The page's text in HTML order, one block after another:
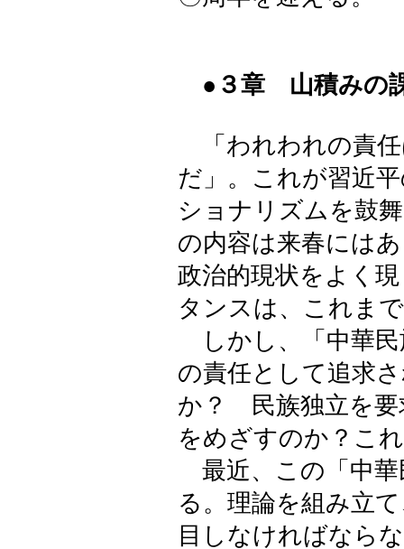
●３章 山積みの
「われわれの責任
だ」。これが習近
ショナリズムを鼓
の内容は来春には
政治的現状をよく
タンスは、これま
しかし、「中華民
の責任として追求
か？ 民族独立を要
をめざすのか？こ
最近、この「中華
る。理論を組み立
目しなければなら